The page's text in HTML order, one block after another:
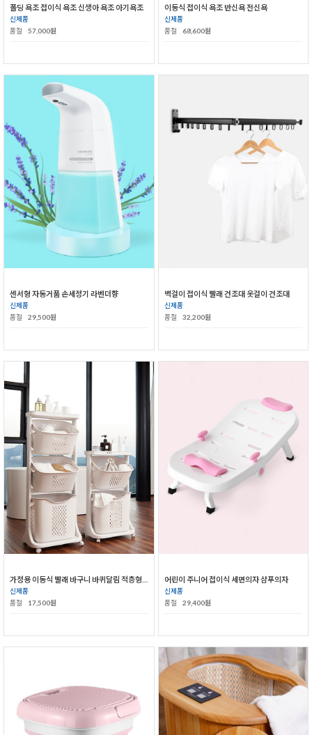
폴딩 욕조 접이식 욕조 신생아 욕조 아기욕조
신제품
품절
57,000원
이동식 접이식 욕조 반신욕 전신욕
신제품
품절
68,600원
센서형 자동거품 손세정기 라벤더향
신제품
품절
29,500원
벽걸이 접이식 빨래 건조대 옷걸이 건조대
신제품
품절
32,200원
신제품
품절
17,500원
어린이 주니어 접이식 세면의자 샴푸의자
신제품
품절
29,400원